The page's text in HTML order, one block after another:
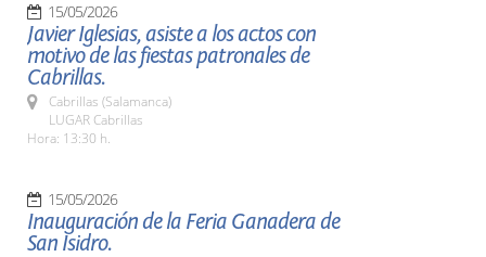
15/05/2026
Javier Iglesias, asiste a los actos con
motivo de las fiestas patronales de
Cabrillas.
Cabrillas (Salamanca)
LUGAR Cabrillas
Hora: 13:30 h.
15/05/2026
Inauguración de la Feria Ganadera de
San Isidro.